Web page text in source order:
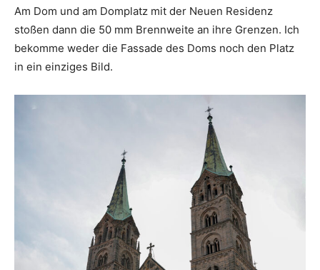
Am Dom und am Domplatz mit der Neuen Residenz
stoßen dann die 50 mm Brennweite an ihre Grenzen. Ich
bekomme weder die Fassade des Doms noch den Platz
in ein einziges Bild.